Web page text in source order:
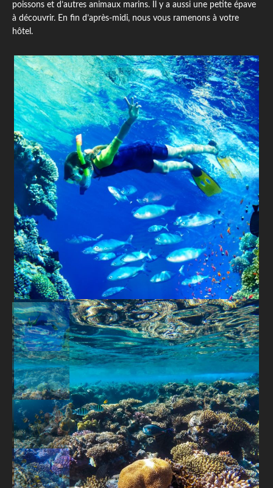
poissons et d’autres animaux marins. Il y a aussi une petite épave
à découvrir. En fin d’après-midi, nous vous ramenons à votre
hôtel.